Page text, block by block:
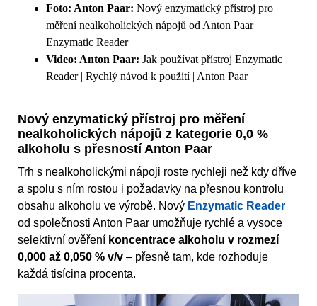
Foto: Anton Paar: Nový enzymatický přístroj pro
měření nealkoholických nápojů od Anton Paar
Enzymatic Reader
Video: Anton Paar: Jak používat přístroj Enzymatic
Reader | Rychlý návod k použití | Anton Paar
Nový enzymatický přístroj pro měření
nealkoholických nápojů z kategorie 0,0 %
alkoholu s přesností Anton Paar
Trh s nealkoholickými nápoji roste rychleji než kdy dříve
a spolu s ním rostou i požadavky na přesnou kontrolu
obsahu alkoholu ve výrobě. Nový Enzymatic Reader
od společnosti Anton Paar umožňuje rychlé a vysoce
selektivní ověření koncentrace alkoholu v rozmezí
0,000 až 0,050 % v/v – přesně tam, kde rozhoduje
každá tisícina procenta.